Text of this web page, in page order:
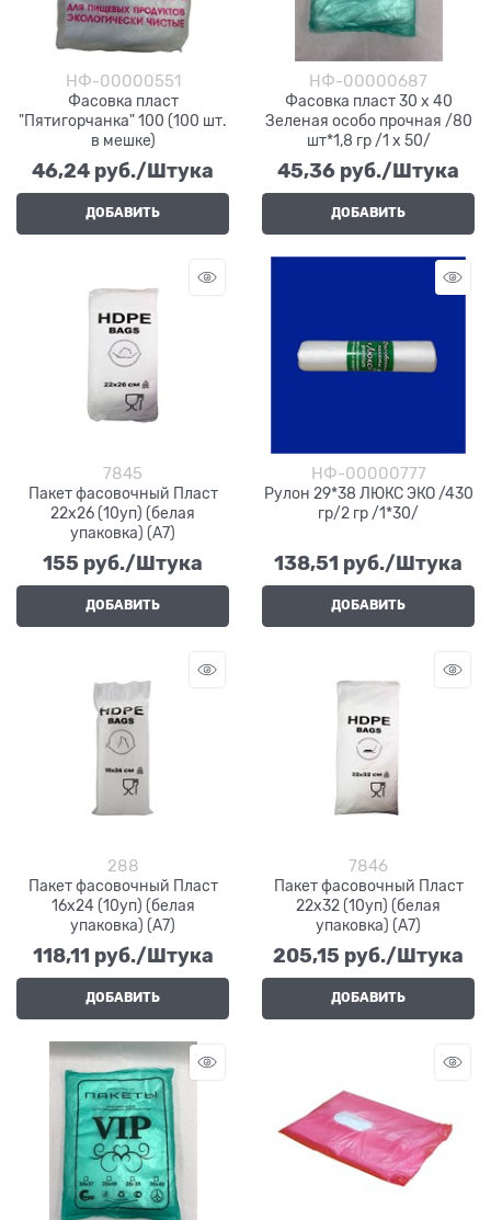
НФ-00000551
Фасовка пласт
"Пятигорчанка" 100 (100 шт.
в мешке)
46,24 руб./Штука
ДОБАВИТЬ
НФ-00000687
Фасовка пласт 30 х 40
Зеленая особо прочная /80
шт*1,8 гр /1 х 50/
45,36 руб./Штука
ДОБАВИТЬ
7845
Пакет фасовочный Пласт
22х26 (10уп) (белая
упаковка) (А7)
155 руб./Штука
ДОБАВИТЬ
НФ-00000777
Рулон 29*38 ЛЮКС ЭКО /430
гр/2 гр /1*30/
138,51 руб./Штука
ДОБАВИТЬ
288
Пакет фасовочный Пласт
16х24 (10уп) (белая
упаковка) (А7)
118,11 руб./Штука
ДОБАВИТЬ
7846
Пакет фасовочный Пласт
22х32 (10уп) (белая
упаковка) (А7)
205,15 руб./Штука
ДОБАВИТЬ